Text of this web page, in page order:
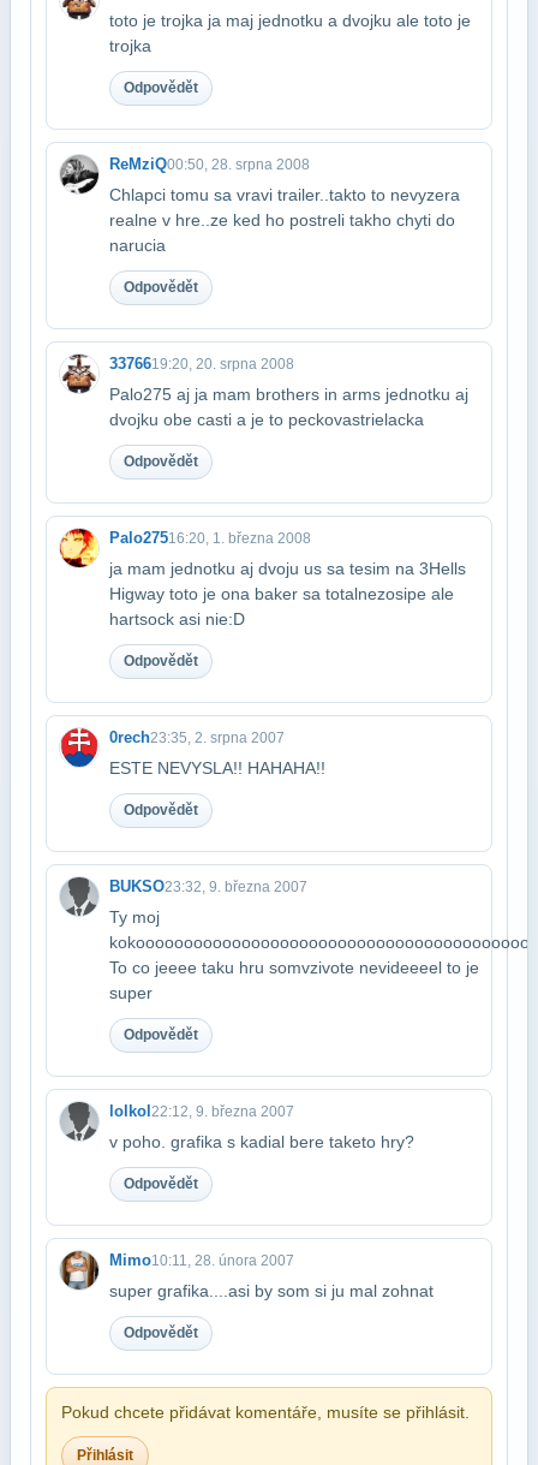
toto je trojka ja maj jednotku a dvojku ale toto je
trojka
Odpovědět
ReMziQ00:50, 28. srpna 2008
Chlapci tomu sa vravi trailer..takto to nevyzera
realne v hre..ze ked ho postreli tak​ho chyti do
narucia
Odpovědět
3376619:20, 20. srpna 2008
Palo275 aj ja mam brothers in arms jednotku aj
dvojku obe casti a je to peckova​strielacka
Odpovědět
Palo27516:20, 1. března 2008
ja mam jednotku aj dvoju us sa tesim na 3Hells
Higway toto je ona baker sa totalne​zosipe ale
hartsock asi nie:D
Odpovědět
0rech23:35, 2. srpna 2007
ESTE NEVYSLA!! HAHAHA!!
Odpovědět
BUKSO23:32, 9. března 2007
Ty moj
To co jeeee taku hru som​vzivote nevideeeel to je
super
Odpovědět
lolkol22:12, 9. března 2007
v poho. grafika s kadial bere taketo hry?
Odpovědět
Mimo10:11, 28. února 2007
super grafika....asi by som si ju mal zohnat
Odpovědět
Pokud chcete přidávat komentáře, musíte se přihlásit.
Přihlásit